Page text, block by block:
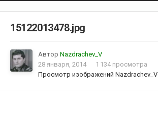
15122013478.jpg
Автор Nazdrachev_V
28 января, 2014
1 134 просмотра
Просмотр изображений Nazdrachev_V